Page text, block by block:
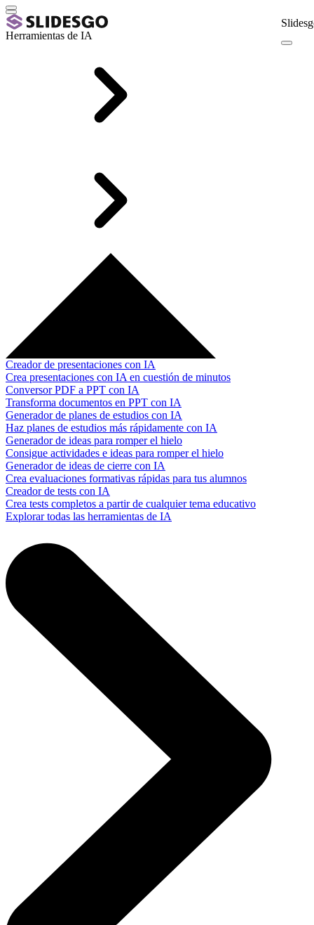
Herramientas de IA
Creador de presentaciones con IA
Crea presentaciones con IA en cuestión de minutos
Conversor PDF a PPT con IA
Transforma documentos en PPT con IA
Generador de planes de estudios con IA
Haz planes de estudios más rápidamente con IA
Generador de ideas para romper el hielo
Consigue actividades e ideas para romper el hielo
Generador de ideas de cierre con IA
Crea evaluaciones formativas rápidas para tus alumnos
Creador de tests con IA
Crea tests completos a partir de cualquier tema educativo
Explorar todas las herramientas de IA